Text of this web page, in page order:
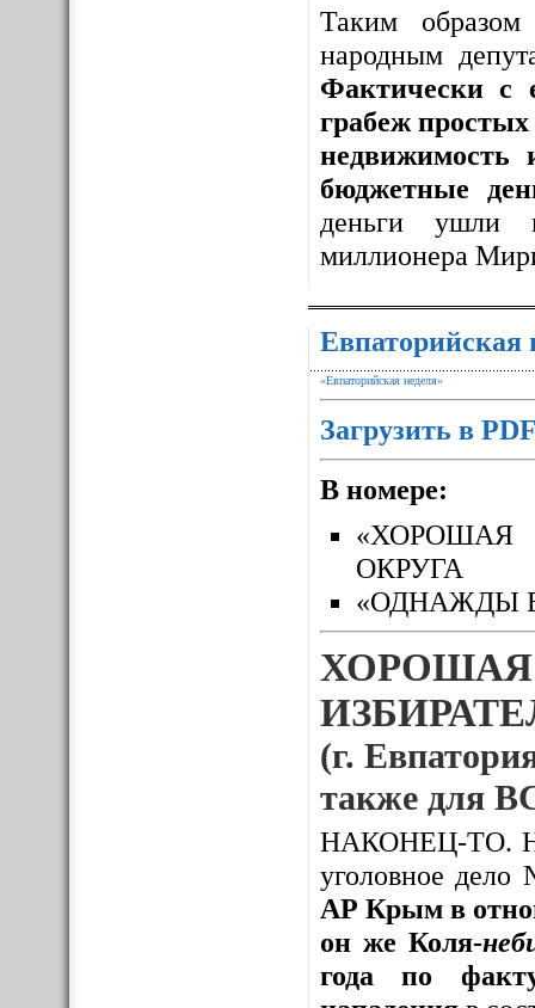
Таким
народным
Фактически с
грабеж
недвижимость
бюджетные
деньги ушли
миллионера
Евпаторийская
«Евпаторийская неделя»
Загрузить в
В номере:
«ХОРОШАЯ
ОКРУГА
«ОДНАЖДЫ
ХОРОШАЯ
(г.
также для
НАКОНЕЦ-ТО.
уголовное
АР Крым в
он же Коля-
года по